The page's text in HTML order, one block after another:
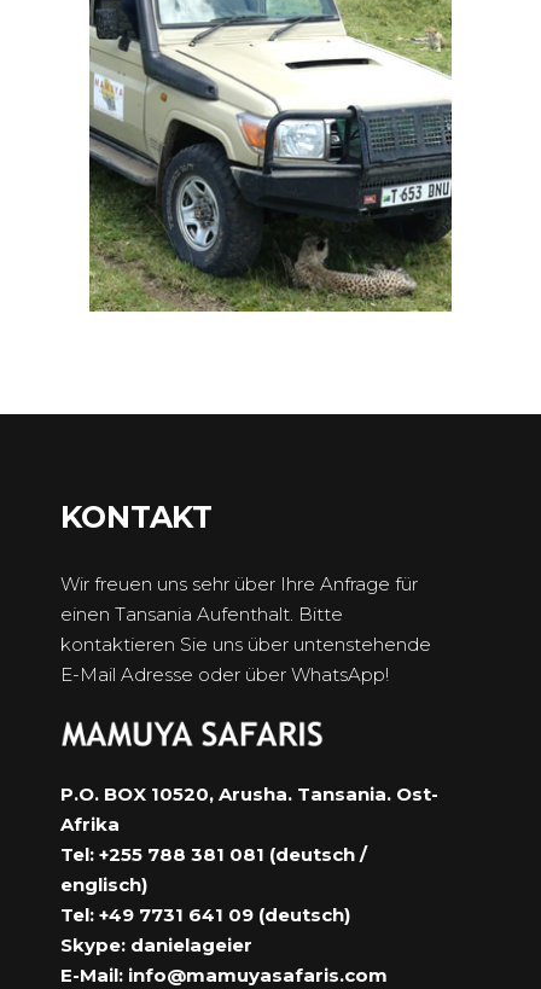
KONTAKT
Wir freuen uns sehr über Ihre Anfrage für
einen Tansania Aufenthalt. Bitte
kontaktieren Sie uns über untenstehende
E-Mail Adresse oder über WhatsApp!
P.O. BOX 10520, Arusha. Tansania. Ost-
Afrika
Tel: +255 788 381 081 (deutsch /
englisch)
Tel: +49 7731 641 09 (deutsch)
Skype: danielageier
E-Mail: info@mamuyasafaris.com